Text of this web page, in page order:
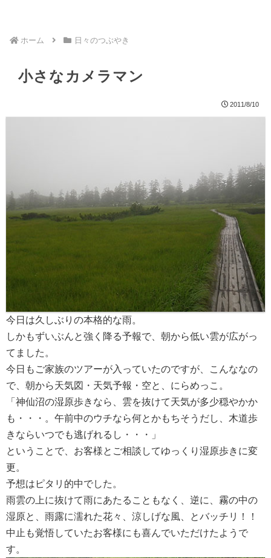
ホーム 日々のつぶやき
小さなカメラマン
2011/8/10
今日は久しぶりの本格的な雨。
しかもずいぶんと強く降る予報で、朝から低い雲が広がっ
てました。
今日もご家族のツアーが入っていたのですが、こんななの
で、朝から天気図・天気予報・空と、にらめっこ。
「神仙沼の湿原歩きなら、雲を抜けて天気が多少穏やかか
も・・・。午前中のウチなら何とかもちそうだし、木道歩
きならいつでも逃げれるし・・・」
ということで、お客様とご相談してゆっくり湿原歩きに変
更。
予想はピタリ的中でした。
雨雲の上に抜けて雨にあたることもなく、逆に、霧の中の
湿原と、雨露に濡れた花々、涼しげな風、とバッチリ！！
中止も覚悟していたお客様にも喜んでいただけたようで
す。